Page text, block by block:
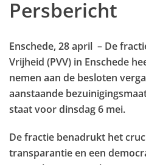
Persbericht
Enschede, 28 april – De
Vrijheid (PVV) in Enschede
nemen aan de besloten
aanstaande
staat voor dinsdag 6 mei.
De fractie benadrukt het
transparantie en een